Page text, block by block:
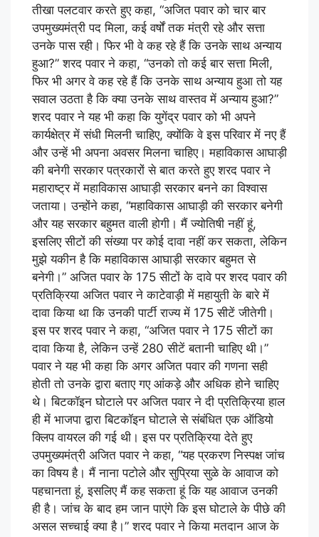
तीखा पलटवार करते हुए कहा, “अजित पवार को चार बार
उपमुख्यमंत्री पद मिला, कई वर्षों तक मंत्री रहे और सत्ता
उनके पास रही। फिर भी वे कह रहे हैं कि उनके साथ अन्याय
हुआ?” शरद पवार ने कहा, “उनको तो कई बार सत्ता मिली,
फिर भी अगर वे कह रहे हैं कि उनके साथ अन्याय हुआ तो यह
सवाल उठता है कि क्या उनके साथ वास्तव में अन्याय हुआ?”
शरद पवार ने यह भी कहा कि युगेंद्र पवार को भी अपने
कार्यक्षेत्र में संधी मिलनी चाहिए, क्योंकि वे इस परिवार में नए हैं
और उन्हें भी अपना अवसर मिलना चाहिए। महाविकास आघाड़ी
की बनेगी सरकार पत्रकारों से बात करते हुए शरद पवार ने
महाराष्ट्र में महाविकास आघाड़ी सरकार बनने का विश्वास
जताया। उन्होंने कहा, “महाविकास आघाड़ी की सरकार बनेगी
और यह सरकार बहुमत वाली होगी। मैं ज्योतिषी नहीं हूं,
इसलिए सीटों की संख्या पर कोई दावा नहीं कर सकता, लेकिन
मुझे यकीन है कि महाविकास आघाड़ी सरकार बहुमत से
बनेगी।” अजित पवार के 175 सीटों के दावे पर शरद पवार की
प्रतिक्रिया अजित पवार ने काटेवाड़ी में महायुती के बारे में
दावा किया था कि उनकी पार्टी राज्य में 175 सीटें जीतेगी।
इस पर शरद पवार ने कहा, “अजित पवार ने 175 सीटों का
दावा किया है, लेकिन उन्हें 280 सीटें बतानी चाहिए थी।”
पवार ने यह भी कहा कि अगर अजित पवार की गणना सही
होती तो उनके द्वारा बताए गए आंकड़े और अधिक होने चाहिए
थे। बिटकॉइन घोटाले पर अजित पवार ने दी प्रतिक्रिया हाल
ही में भाजपा द्वारा बिटकॉइन घोटाले से संबंधित एक ऑडियो
क्लिप वायरल की गई थी। इस पर प्रतिक्रिया देते हुए
उपमुख्यमंत्री अजित पवार ने कहा, “यह प्रकरण निस्पक्ष जांच
का विषय है। मैं नाना पटोले और सुप्रिया सुळे के आवाज को
पहचानता हूं, इसलिए मैं कह सकता हूं कि यह आवाज उनकी
ही है। जांच के बाद हम जान पाएंगे कि इस घोटाले के पीछे की
असल सच्चाई क्या है।” शरद पवार ने किया मतदान आज के